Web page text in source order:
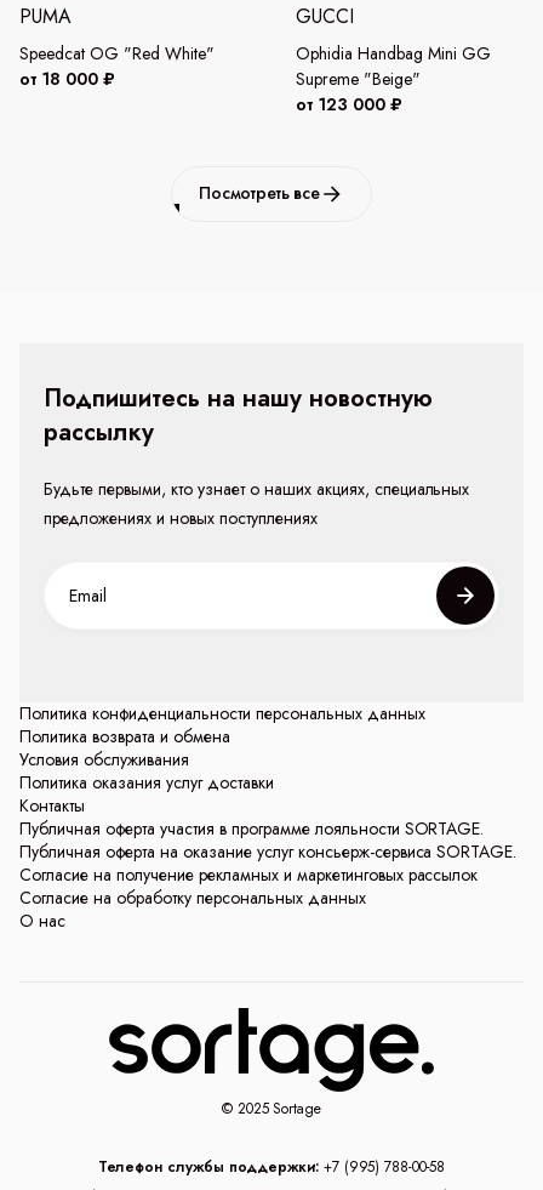
PUMA
Speedcat OG "Red White"
от 18 000 ₽
GUCCI
Ophidia Handbag Mini GG
Supreme "Beige"
от 123 000 ₽
Посмотреть все
Политика конфиденциальности персональных данных
Политика возврата и обмена
Условия обслуживания
Политика оказания услуг доставки
Контакты
Публичная оферта участия в программе лояльности SORTAGE.
Публичная оферта на оказание услуг консьерж-сервиса SORTAGE.
Согласие на получение рекламных и маркетинговых рассылок
Согласие на обработку персональных данных
О нас
Подпишитесь на нашу новостную
рассылку
Будьте первыми, кто узнает о наших акциях, специальных
предложениях и новых поступлениях
© 2025 Sortage
Телефон службы поддержки: +7 (995) 788-00-58